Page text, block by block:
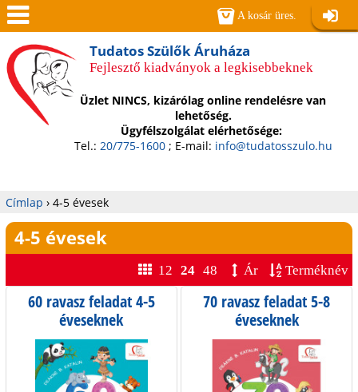
Jump to navigation
Tudatos Szülők Áruháza
Fejlesztő kiadványok a legkisebbeknek
Üzlet NINCS, kizárólag online rendelésre van
lehetőség.
Ügyfélszolgálat elérhetősége:
Tel.: 20/775-1600; E-mail: info@tudatosszulo.hu
Jelenlegi
hely
Címlap › 4-5 évesek
4-5 évesek
12 24 48 Ár Terméknév
60 ravasz feladat 4-5
éveseknek
70 ravasz feladat 5-8
éveseknek
A kosár üres.
Men
ü